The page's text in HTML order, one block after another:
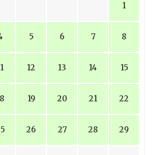
1
5 6 7 8
12 13 14 15
19 20 21 22
26 27 28 29